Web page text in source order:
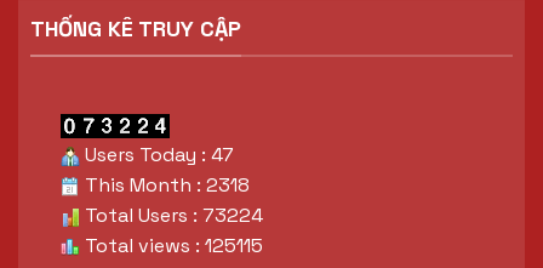
THỐNG KÊ TRUY CẬP
Users Today : 47
This Month : 2318
Total Users : 73224
Total views : 125115